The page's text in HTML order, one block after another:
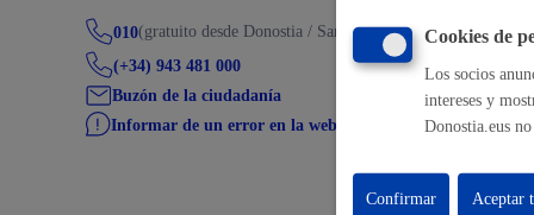
010(gratuito desde Donostia / San Sebastián)
(+34) 943 481 000
Buzón de la ciudadanía
Informar de un error en la web
Cookies de
Los socios
intereses y
Donostia.eus
Confirmar Aceptar